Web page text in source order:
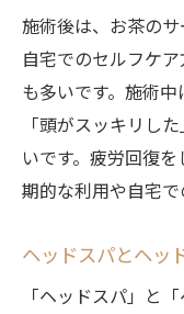
施術後は、お茶の
自宅でのセルフケ
も多いです。施術
「頭がスッキリし
いです。疲労回復
期的な利用や自宅で
ヘッドスパとヘッ
「ヘッドスパ」と